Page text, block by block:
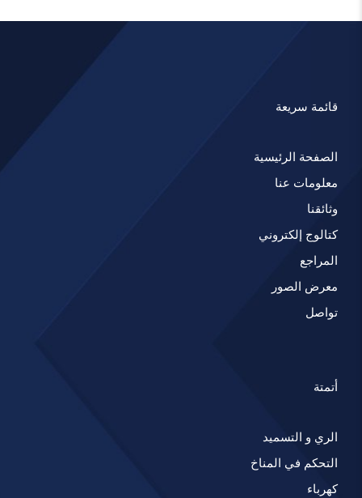
قائمة سريعة
الصفحة الرئيسية
معلومات عنا
وثائقنا
كتالوج إلكتروني
المراجع
معرض الصور
تواصل
أتمتة
الري و التسميد
التحكم في المناخ
كهرباء